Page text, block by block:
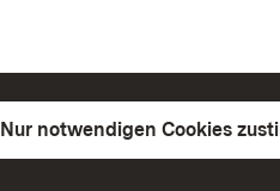
Nur notwendigen Cookies